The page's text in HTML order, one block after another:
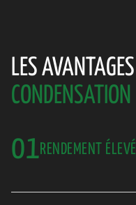
LES AVANTAGES
CONDENSATION
01RENDEMENT ÉLEVÉ